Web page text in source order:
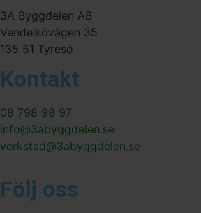
3A Byggdelen AB
Vendelsövägen 35
135 51 Tyresö
Kontakt
08 798 98 97
info@3abyggdelen.se
verkstad@3abyggdelen.se
Följ oss